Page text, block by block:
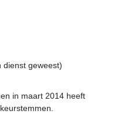
dienst geweest)
in maart 2014 heeft